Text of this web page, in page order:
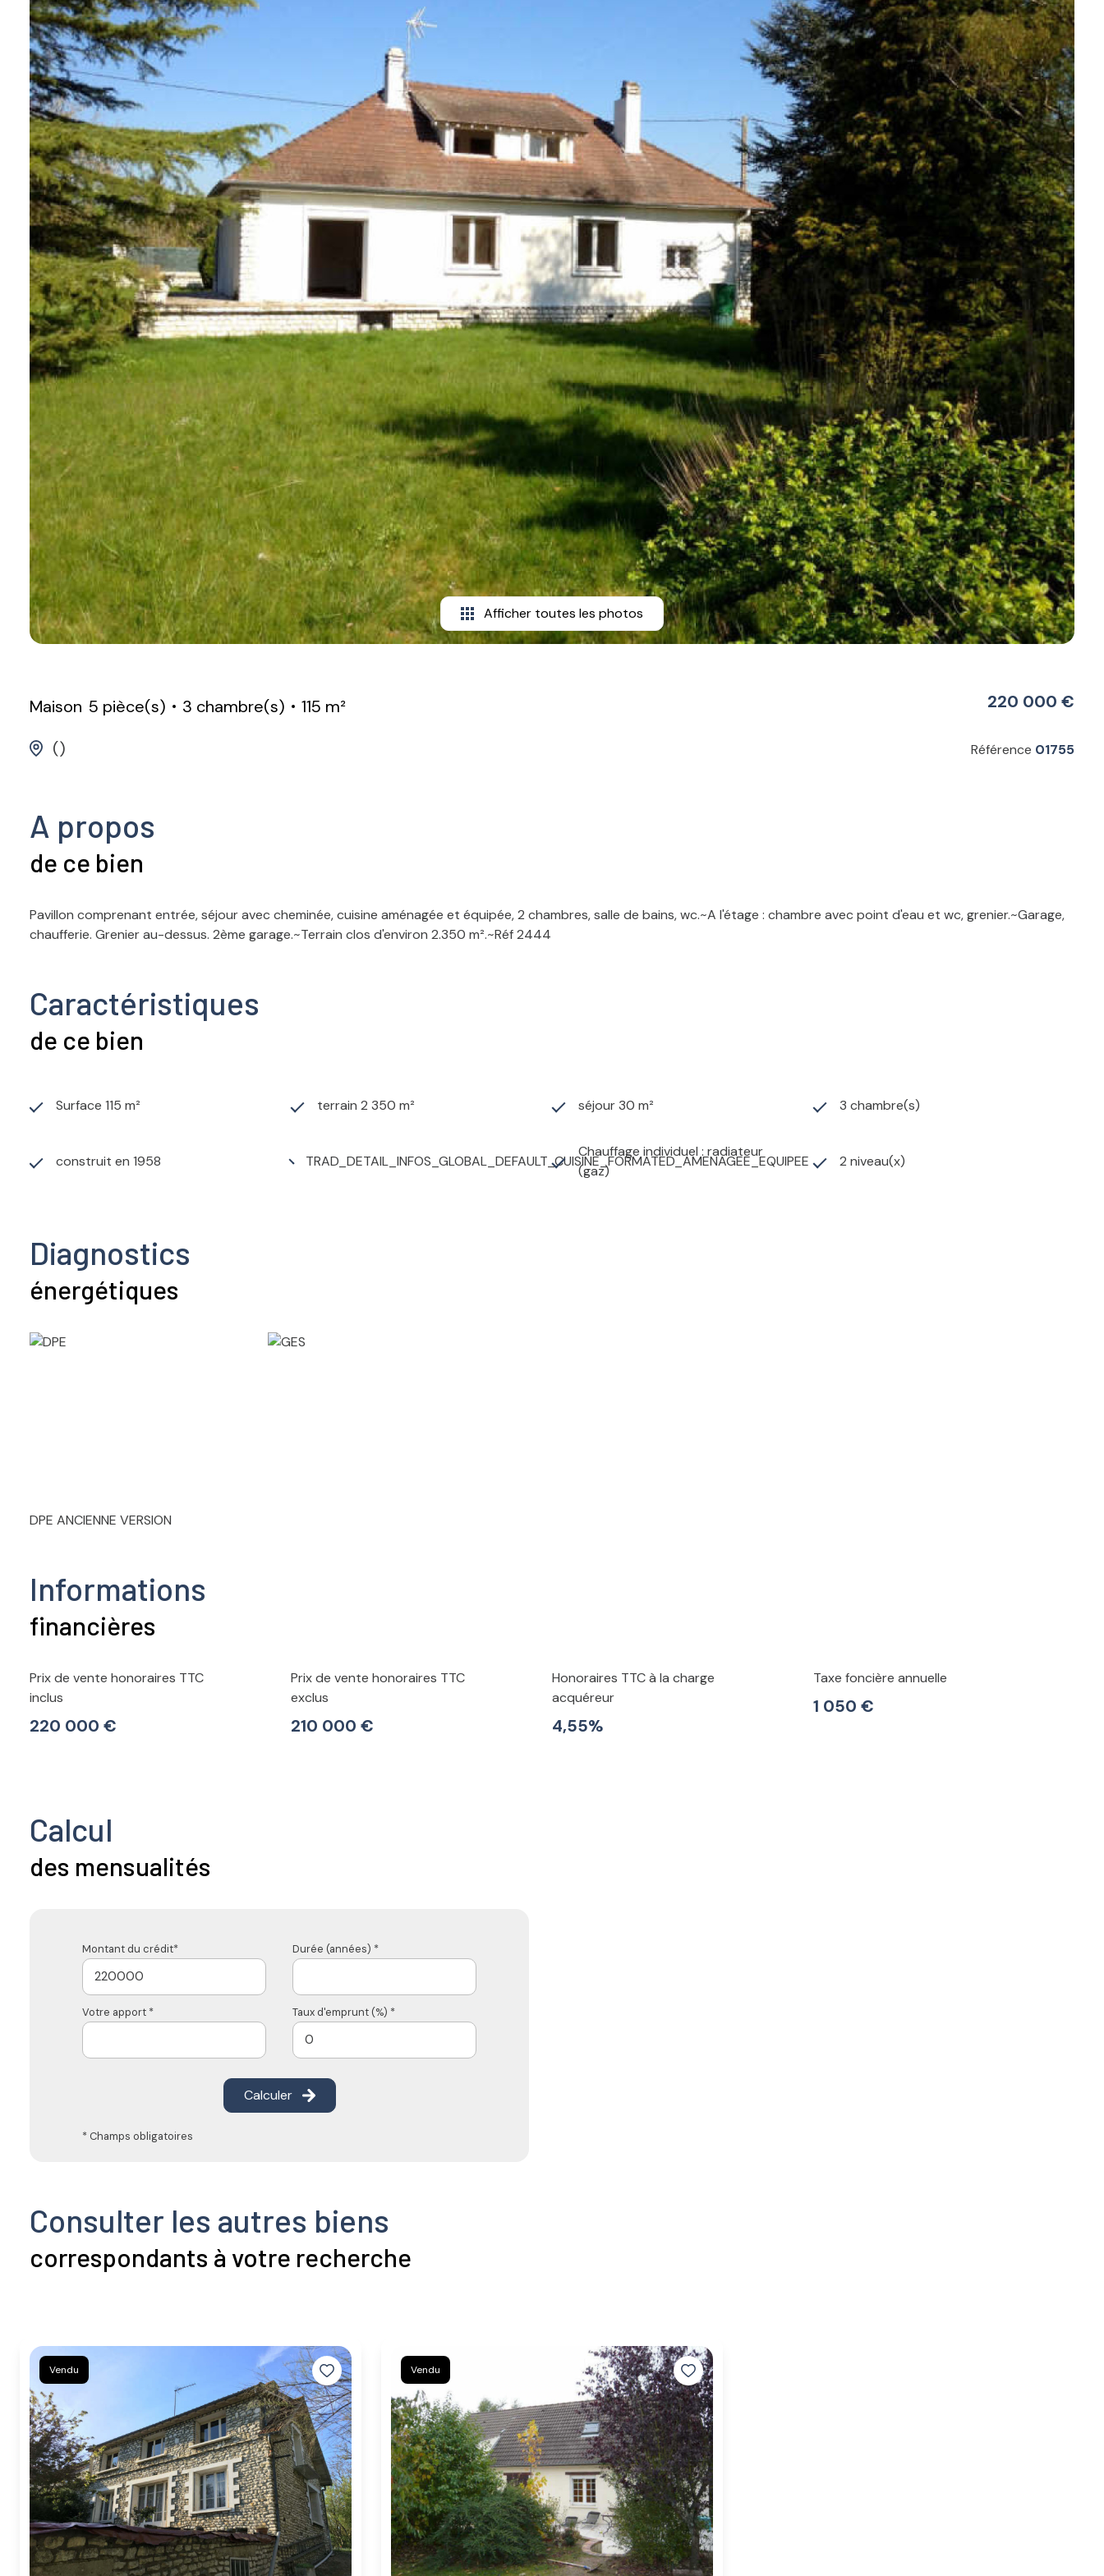
Afficher toutes les photos
Maison 5 pièce(s) 3 chambre(s)
115 m²
()
220 000 €
Référence 01755
A propos
de ce bien
Pavillon comprenant entrée, séjour avec cheminée, cuisine aménagée et équipée, 2 chambres, salle de bains, wc.~A l'étage : chambre avec point d'eau et wc, grenier.~Garage,
chaufferie. Grenier au-dessus. 2ème garage.~Terrain clos d'environ 2.350 m².~Réf 2444
Caractéristiques
de ce bien
Surface 115 m² terrain 2 350 m² séjour 30 m² 3 chambre(s)
construit en 1958 TRAD_DETAIL_INFOS_GLOBAL_DEFAULT_CUISINE_FORMATED_AMENAGEE_EQUIPEE
Chauffage individuel : radiateur
(gaz)
2 niveau(x)
Diagnostics
énergétiques
DPE ANCIENNE VERSION
Informations
financières
Prix de vente honoraires TTC
inclus
220 000 €
Prix de vente honoraires TTC
exclus
210 000 €
Honoraires TTC à la charge
acquéreur
4,55%
Taxe foncière annuelle
1 050 €
Calcul
des mensualités
Montant du crédit* Durée (années) *
Votre apport * Taux d'emprunt (%) *
Calculer
* Champs obligatoires
Consulter les autres biens
correspondants à votre recherche
Vendu Vendu